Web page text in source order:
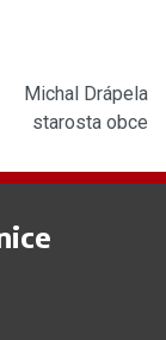
Michal Drápela
starosta obce